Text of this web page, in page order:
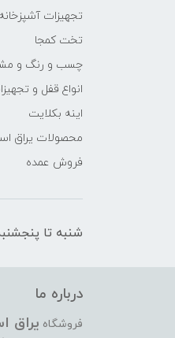
تجهیزات آشپزخانه
تخت کمجا
چسب و رنگ و
انواع قفل و
اینه بکلایت
محصولات یراق
فروش عمده
شنبه تا پنجشنبه ، 09:00 تا 20:00 پاسخگوی
درباره ما
فروشگاه یراق